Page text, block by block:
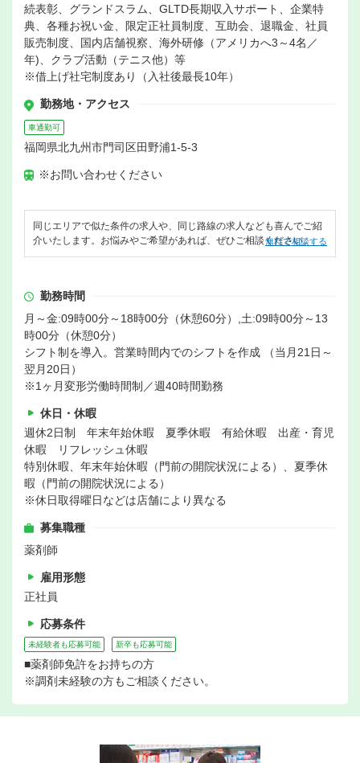
続表彰、グランドスラム、GLTD長期収入サポート、企業特
典、各種お祝い金、限定正社員制度、互助会、退職金、社員
販売制度、国内店舗視察、海外研修（アメリカへ3～4名／
年)、クラブ活動（テニス他）等
※借上げ社宅制度あり（入社後最長10年）
勤務地・アクセス
車通勤可
福岡県北九州市門司区田野浦1-5-3
※お問い合わせください
同じエリアで似た条件の求人や、同じ路線の求人なども喜んでご紹
介いたします。お悩みやご希望があれば、ぜひご相談ください。
無料で相談する
勤務時間
月～金:09時00分～18時00分（休憩60分）,土:09時00分～13
時00分（休憩0分）
シフト制を導入。営業時間内でのシフトを作成 （当月21日～
翌月20日）
※1ヶ月変形労働時間制／週40時間勤務
休日・休暇
週休2日制 年末年始休暇 夏季休暇 有給休暇 出産・育児
休暇 リフレッシュ休暇
特別休暇、年末年始休暇（門前の開院状況による）、夏季休
暇（門前の開院状況による）
※休日取得曜日などは店舗により異なる
募集職種
薬剤師
雇用形態
正社員
応募条件
未経験者も応募可能 新卒も応募可能
■薬剤師免許をお持ちの方
※調剤未経験の方もご相談ください。